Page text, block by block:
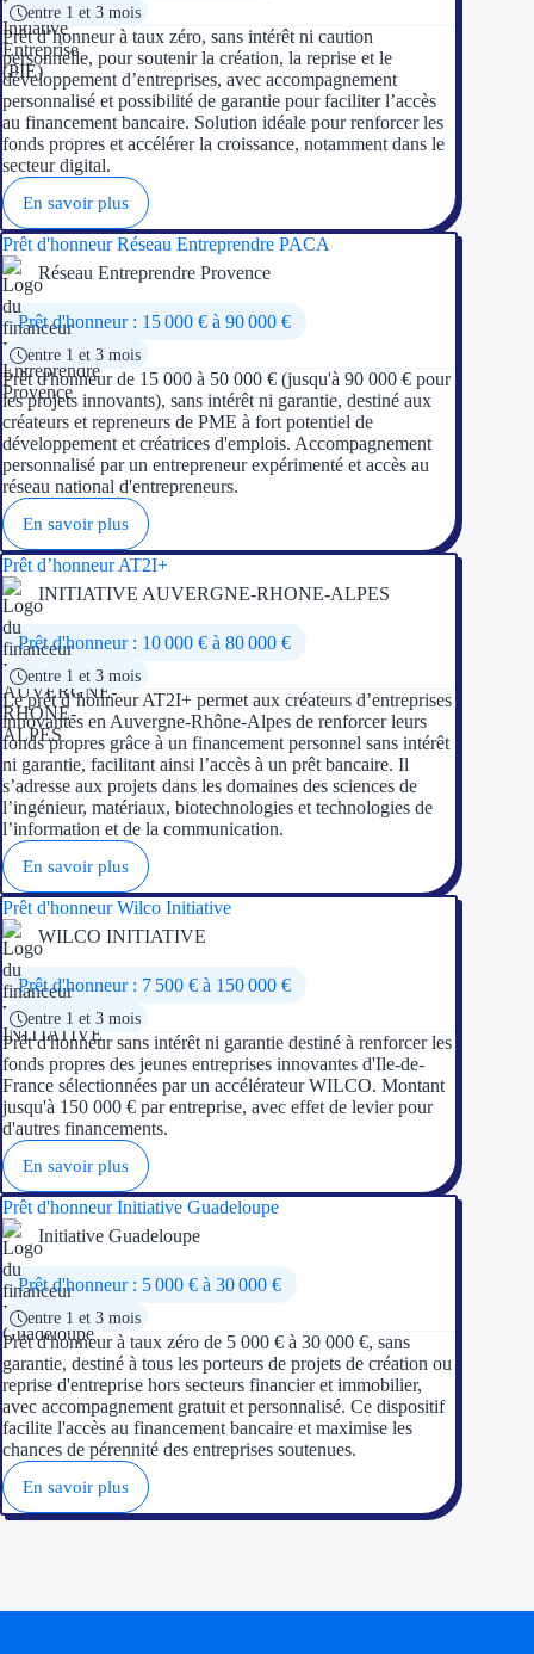
entre 1 et 3 mois
Prêt d’honneur à taux zéro, sans intérêt ni caution
personnelle, pour soutenir la création, la reprise et le
développement d’entreprises, avec accompagnement
personnalisé et possibilité de garantie pour faciliter l’accès
au financement bancaire. Solution idéale pour renforcer les
fonds propres et accélérer la croissance, notamment dans le
secteur digital.
En savoir plus
Prêt d'honneur Réseau Entreprendre PACA
Réseau Entreprendre Provence
Prêt d'honneur : 15 000 € à 90 000 €
entre 1 et 3 mois
Prêt d'honneur de 15 000 à 50 000 € (jusqu'à 90 000 € pour
les projets innovants), sans intérêt ni garantie, destiné aux
créateurs et repreneurs de PME à fort potentiel de
développement et créatrices d'emplois. Accompagnement
personnalisé par un entrepreneur expérimenté et accès au
réseau national d'entrepreneurs.
En savoir plus
Prêt d’honneur AT2I+
INITIATIVE AUVERGNE-RHONE-ALPES
Prêt d'honneur : 10 000 € à 80 000 €
entre 1 et 3 mois
Le prêt d’honneur AT2I+ permet aux créateurs d’entreprises
innovantes en Auvergne-Rhône-Alpes de renforcer leurs
fonds propres grâce à un financement personnel sans intérêt
ni garantie, facilitant ainsi l’accès à un prêt bancaire. Il
s’adresse aux projets dans les domaines des sciences de
l’ingénieur, matériaux, biotechnologies et technologies de
l’information et de la communication.
En savoir plus
Prêt d'honneur Wilco Initiative
WILCO INITIATIVE
Prêt d'honneur : 7 500 € à 150 000 €
entre 1 et 3 mois
Prêt d'honneur sans intérêt ni garantie destiné à renforcer les
fonds propres des jeunes entreprises innovantes d'Ile-de-
France sélectionnées par un accélérateur WILCO. Montant
jusqu'à 150 000 € par entreprise, avec effet de levier pour
d'autres financements.
En savoir plus
Prêt d'honneur Initiative Guadeloupe
Initiative Guadeloupe
Prêt d'honneur : 5 000 € à 30 000 €
entre 1 et 3 mois
Prêt d'honneur à taux zéro de 5 000 € à 30 000 €, sans
garantie, destiné à tous les porteurs de projets de création ou
reprise d'entreprise hors secteurs financier et immobilier,
avec accompagnement gratuit et personnalisé. Ce dispositif
facilite l'accès au financement bancaire et maximise les
chances de pérennité des entreprises soutenues.
En savoir plus